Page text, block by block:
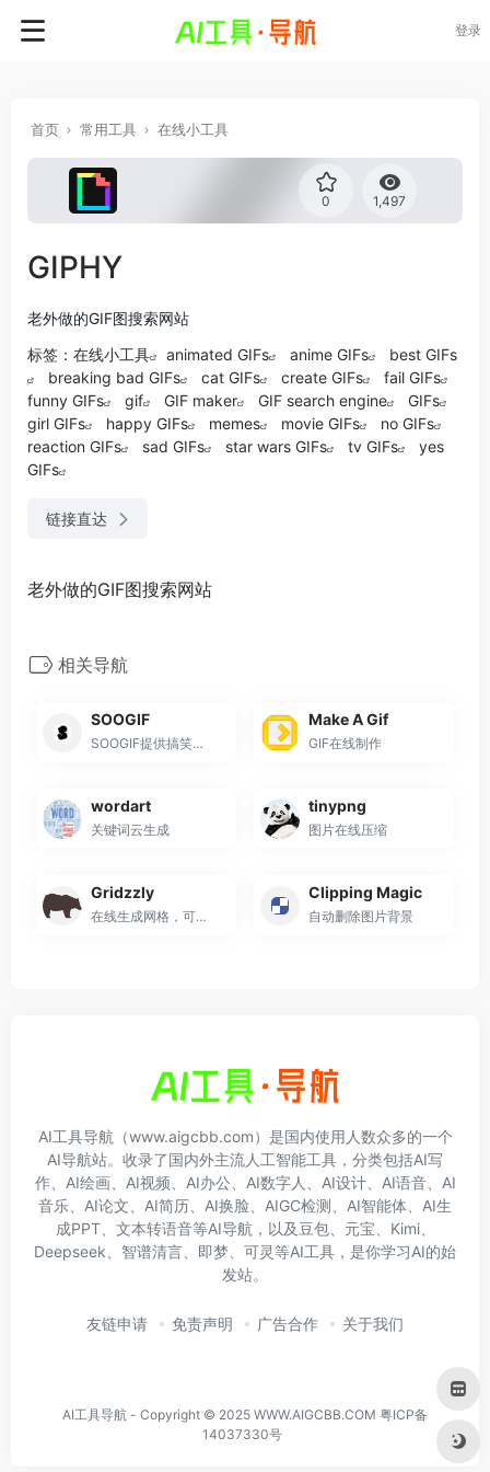
登录
首页 常用工具 在线小工具
0 1,497
GIPHY
老外做的GIF图搜索网站
标签： 在线小工具 animated GIFs anime GIFs
best GIFs
breaking bad GIFs
cat GIFs create GIFs
fail GIFs
funny GIFs
gif GIF maker GIF search engine
GIFs
girl GIFs
happy GIFs memes movie GIFs
no GIFs
reaction GIFs
sad GIFs star wars GIFs tv GIFs
yes
GIFs
链接直达
老外做的GIF图搜索网站
相关导航
SOOGIF
SOOGIF提供搞笑、表情、美女、明星、热门事件GIF动图全搜索，GIF工具支持视频转GIF、图片合成GIF、GIF压缩、GIF编辑、GIF裁剪、在线录屏等功能。是QQ、微信斗图神器，微信公众号、微博、新媒体编辑GIF动图素材库，好玩的GIF出处发源地。
Make A Gif
GIF在线制作
wordart
关键词云生成
tinypng
图片在线压缩
Gridzzly
在线生成网格，可以打印出来
Clipping Magic
自动删除图片背景
AI工具导航（www.aigcbb.com）是国内使用人数众多的一个
AI导航站。收录了国内外主流人工智能工具，分类包括AI写
作、AI绘画、AI视频、AI办公、AI数字人、AI设计、AI语音、AI
音乐、AI论文、AI简历、AI换脸、AIGC检测、AI智能体、AI生
成PPT、文本转语音等AI导航，以及豆包、元宝、Kimi、
Deepseek、智谱清言、即梦、可灵等AI工具，是你学习AI的始
发站。
友链申请 免责声明 广告合作 关于我们
AI工具导航 - Copyright © 2025 WWW.AIGCBB.COM 粤ICP备
14037330号